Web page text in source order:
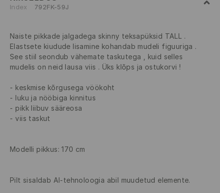
Index 792FK-59J
Naiste pikkade jalgadega skinny teksapüksid TALL .
Elastsete kiudude lisamine kohandab mudeli figuuriga .
See stiil seondub vähemate taskutega , kuid selles
mudelis on neid lausa viis . Üks klõps ja ostukorvi !
keskmise kõrgusega vöökoht
luku ja nööbiga kinnitus
pikk liibuv sääreosa
viis taskut
Modelli pikkus: 170 cm
Pilt sisaldab AI-tehnoloogia abil muudetud elemente.